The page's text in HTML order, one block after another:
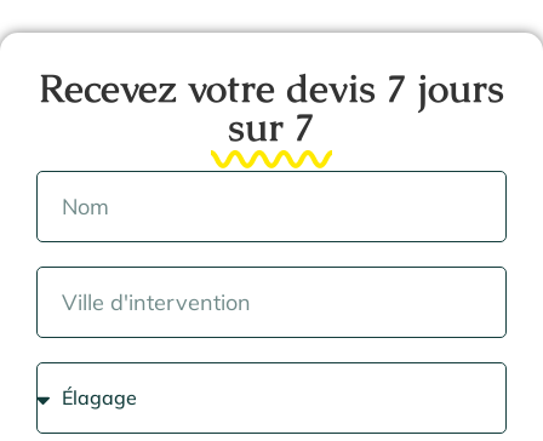
Recevez votre devis 7 jours
sur 7